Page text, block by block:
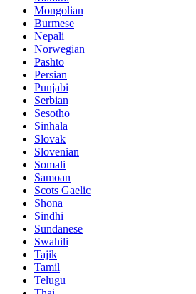
Mongolian
Burmese
Nepali
Norwegian
Pashto
Persian
Punjabi
Serbian
Sesotho
Sinhala
Slovak
Slovenian
Somali
Samoan
Scots Gaelic
Shona
Sindhi
Sundanese
Swahili
Tajik
Tamil
Telugu